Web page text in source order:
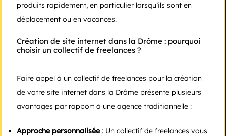
produits rapidement, en particulier lorsqu’ils sont en
déplacement ou en vacances.
Création de site internet dans la Drôme : pourquoi
choisir un collectif de freelances ?
Faire appel à un collectif de freelances pour la création
de votre site internet dans la Drôme présente plusieurs
avantages par rapport à une agence traditionnelle :
Approche personnalisée: Un collectif de freelances vous